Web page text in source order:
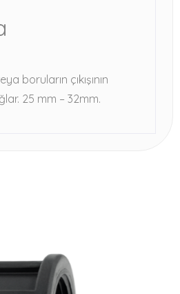
boruların çıkışının
25 mm – 32mm.